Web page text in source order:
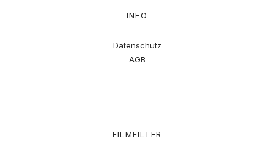
INFO
Datenschutz
AGB
FILMFILTER